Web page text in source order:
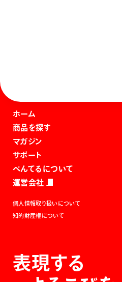
ホーム
商品を探す
マガジン
サポート
ぺんてるについて
運営会社
個人情報取り扱いについて
知的財産権について
表現する